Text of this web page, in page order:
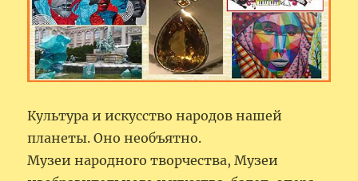
Культура и искусство народов нашей
планеты. Оно необъятно.
Музеи народного творчества, Музеи